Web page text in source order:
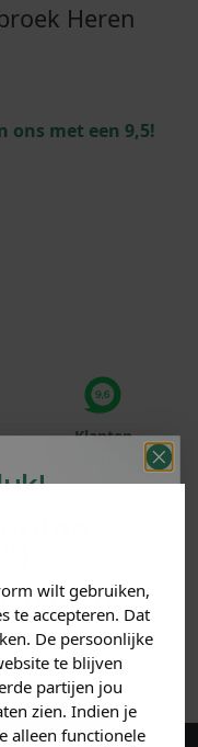
wilt gebruiken,
te accepteren. Dat
De persoonlijke
te blijven
partijen jou
zien. Indien je
alleen functionele
Heren
ons met een 9,5!
Klanten
beoordelen ons
met een 9,6!
naar op